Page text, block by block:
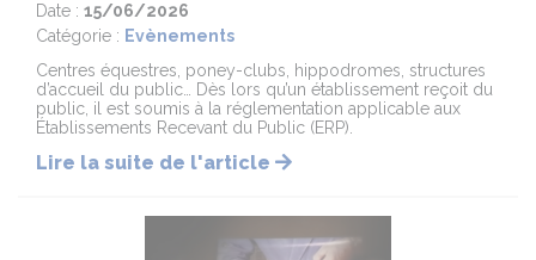
Date : 15/06/2026
Catégorie : Evènements
Centres équestres, poney-clubs, hippodromes, structures
d’accueil du public… Dès lors qu’un établissement reçoit du
public, il est soumis à la réglementation applicable aux
Établissements Recevant du Public (ERP).
Lire la suite de l'article